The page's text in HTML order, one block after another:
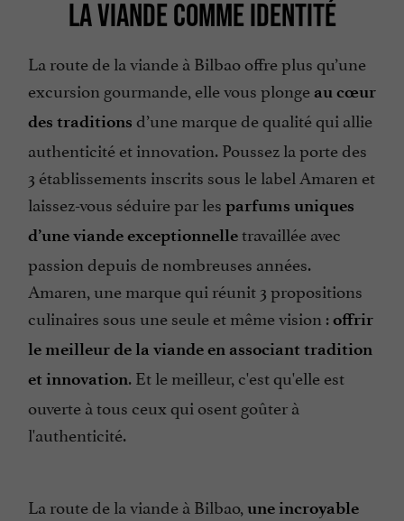
LA VIANDE COMME IDENTITÉ
La route de la viande à Bilbao offre plus qu’une
excursion gourmande, elle vous plonge au cœur
des traditions d’une marque de qualité qui allie
authenticité et innovation. Poussez la porte des
3 établissements inscrits sous le label Amaren et
laissez-vous séduire par les parfums uniques
d’une viande exceptionnelletravaillée avec
passion depuis de nombreuses années.
Amaren, une marque qui réunit 3 propositions
culinaires sous une seule et même vision :offrir
le meilleur de la viande en associant tradition
et innovation. Et le meilleur, c'est qu'elle est
ouverte à tous ceux qui osent goûter à
l'authenticité.
La route de la viande à Bilbao, une incroyable